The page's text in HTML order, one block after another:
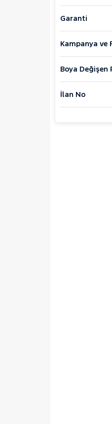
NISSAN
JUKE
QASHQAI
Garanti
Kampanya ve
Boya Değişen
İlan No